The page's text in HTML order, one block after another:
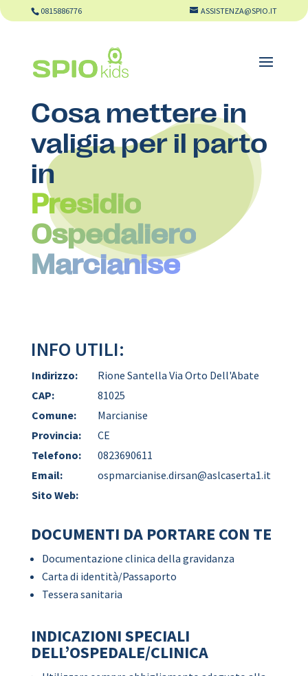
0815886776 ASSISTENZA@SPIO.IT
Cosa mettere in
valigia per il parto
in
Presidio
Ospedaliero
Marcianise
INFO UTILI:
Indirizzo:
Rione Santella Via Orto Dell'Abate
CAP:
81025
Comune:
Marcianise
Provincia:
CE
Telefono:
0823690611
Email:
ospmarcianise.dirsan@aslcaserta1.it
Sito Web:
DOCUMENTI DA PORTARE CON TE
Documentazione clinica della gravidanza
Carta di identità/Passaporto
Tessera sanitaria
INDICAZIONI SPECIALI
DELL’OSPEDALE/CLINICA